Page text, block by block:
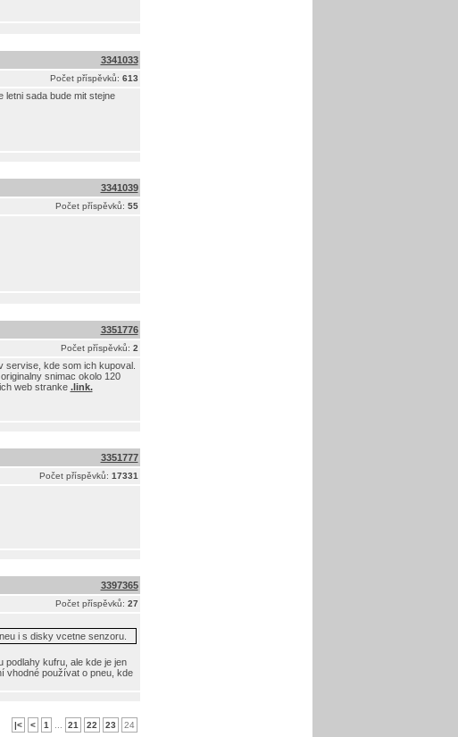
3341033
Počet příspěvků: 613
letni sada bude mit stejne
3341039
Počet příspěvků: 55
3351776
Počet příspěvků: 2
servise, kde som ich kupoval.
snimac okolo 120
web stranke .link.
3351777
Počet příspěvků: 17331
3397365
Počet příspěvků: 27
i s disky vcetne senzoru.
podlahy kufru, ale kde je jen
vhodné používat o pneu, kde
|< < 1 21 22 23 24